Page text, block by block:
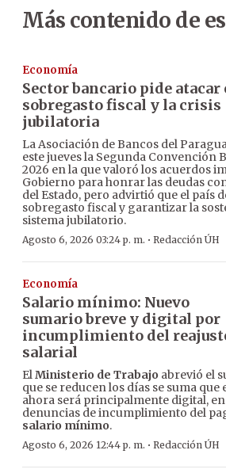
Más contenido de
Economía
Sector bancario pide atacar
sobregasto fiscal y la crisis
jubilatoria
La Asociación de Bancos del
este jueves la Segunda Convención
2026 en la que valoró los acuerdos
Gobierno para honrar las deudas
del Estado, pero advirtió que el país
sobregasto fiscal y garantizar la
sistema jubilatorio.
Agosto 6, 2026 03:24 p. m. · Redacción ÚH
Economía
Salario mínimo: Nuevo
sumario breve y digital por
incumplimiento del
salarial
ElMinisterio de Trabajo abrevió el
que se reducen los días se suma
ahora será principalmente digital, en
denuncias de incumplimiento del
salario mínimo.
Agosto 6, 2026 12:44 p. m. · Redacción ÚH